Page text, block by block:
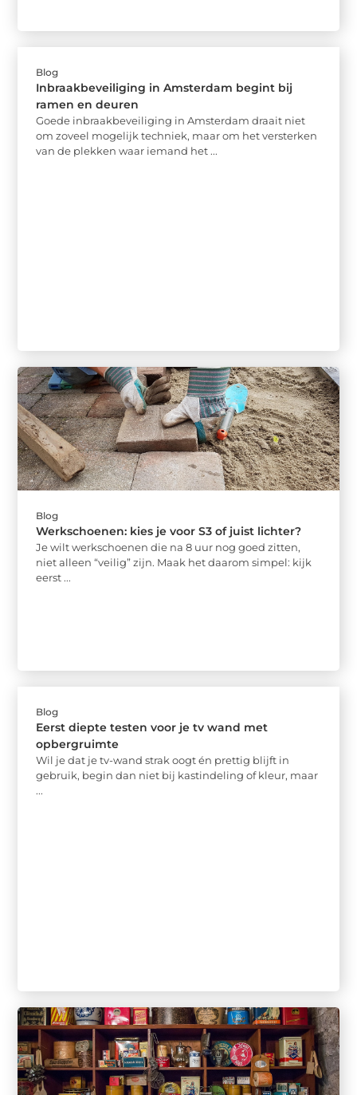
Blog
Inbraakbeveiliging in Amsterdam begint bij
ramen en deuren
Goede inbraakbeveiliging in Amsterdam draait niet
om zoveel mogelijk techniek, maar om het versterken
van de plekken waar iemand het ...
Blog
Werkschoenen: kies je voor S3 of juist lichter?
Je wilt werkschoenen die na 8 uur nog goed zitten,
niet alleen “veilig” zijn. Maak het daarom simpel: kijk
eerst ...
Blog
Eerst diepte testen voor je tv wand met
opbergruimte
Wil je dat je tv-wand strak oogt én prettig blijft in
gebruik, begin dan niet bij kastindeling of kleur, maar
...